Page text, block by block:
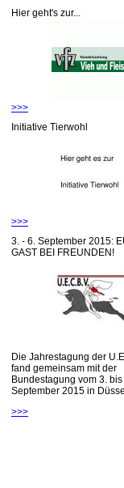
Hier geht's zur...
>>>
Initiative Tierwohl
>>>
3. - 6. September 2015:
GAST BEI FREUNDEN!
Die Jahrestagung der
fand gemeinsam mit der
Bundestagung vom 3. bis
September 2015 in
>>>